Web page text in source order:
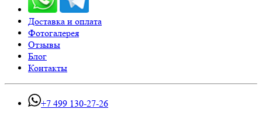
Доставка и оплата
Фотогалерея
Отзывы
Блог
Контакты
+7 499 130-27-26